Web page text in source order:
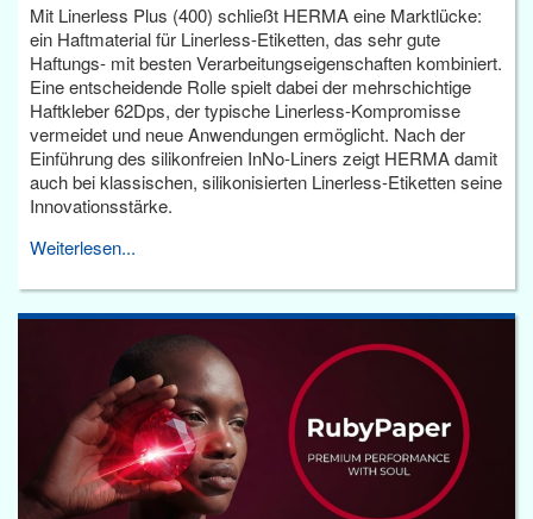
Mit Linerless Plus (400) schließt HERMA eine Marktlücke:
ein Haftmaterial für Linerless-Etiketten, das sehr gute
Haftungs- mit besten Verarbeitungseigenschaften kombiniert.
Eine entscheidende Rolle spielt dabei der mehrschichtige
Haftkleber 62Dps, der typische Linerless-Kompromisse
vermeidet und neue Anwendungen ermöglicht. Nach der
Einführung des silikonfreien InNo-Liners zeigt HERMA damit
auch bei klassischen, silikonisierten Linerless-Etiketten seine
Innovationsstärke.
Weiterlesen...